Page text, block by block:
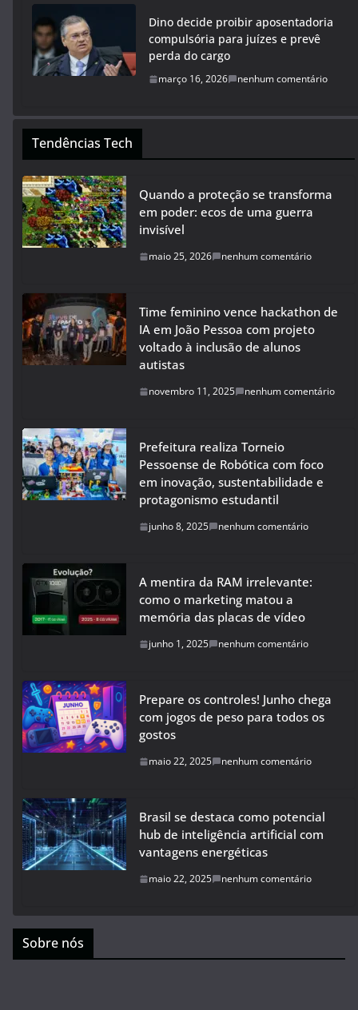
Dino decide proibir aposentadoria
compulsória para juízes e prevê
perda do cargo
março 16, 2026 nenhum comentário
Tendências Tech
Quando a proteção se transforma
em poder: ecos de uma guerra
invisível
maio 25, 2026 nenhum comentário
Time feminino vence hackathon de
IA em João Pessoa com projeto
voltado à inclusão de alunos
autistas
novembro 11, 2025 nenhum comentário
Prefeitura realiza Torneio
Pessoense de Robótica com foco
em inovação, sustentabilidade e
protagonismo estudantil
junho 8, 2025 nenhum comentário
A mentira da RAM irrelevante:
como o marketing matou a
memória das placas de vídeo
junho 1, 2025 nenhum comentário
Prepare os controles! Junho chega
com jogos de peso para todos os
gostos
maio 22, 2025 nenhum comentário
Brasil se destaca como potencial
hub de inteligência artificial com
vantagens energéticas
maio 22, 2025 nenhum comentário
Sobre nós